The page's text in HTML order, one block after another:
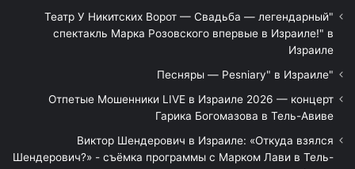
"Театр У Никитских Ворот — Свадьба — легендарный
спектакль Марка Розовского впервые в Израиле!" в
Израиле
"Песняры — Pesniary" в Израиле
Отпетые Мошенники LIVE в Израиле 2026 — концерт
Гарика Богомазова в Тель-Авиве
Виктор Шендерович в Израиле: «Откуда взялся
Шендерович?» - съёмка программы с Марком Лави в Тель-